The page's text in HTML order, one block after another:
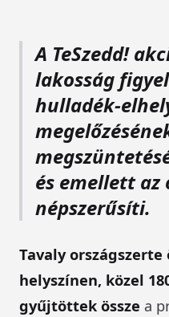
A TeSzedd!
lakosság
hulladék-
és emellett az
népszerűsíti.
Tavaly országszerte
helyszínen, közel
gyűjtöttek össze a